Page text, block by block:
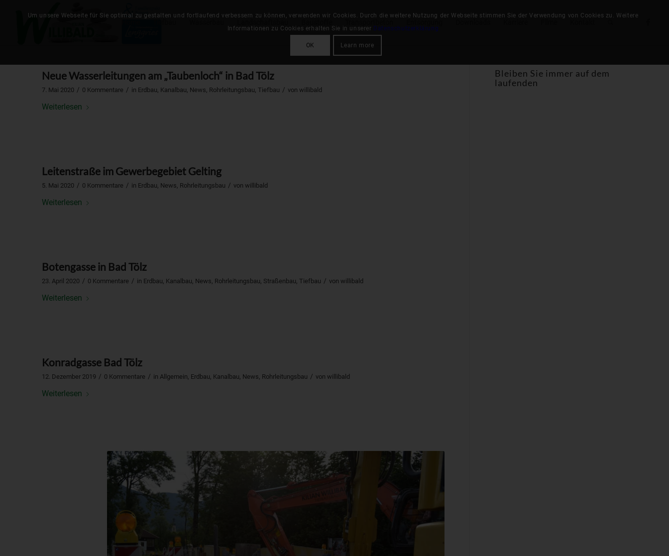
Neue Wasserleitungen am „Taubenloch“ in Bad Tölz
7. Mai 2020 / 0 Kommentare / in Erdbau, Kanalbau, News, Rohrleitungsbau, Tiefbau / von willibald
Weiterlesen
Leitenstraße im Gewerbegebiet Gelting
5. Mai 2020 / 0 Kommentare / in Erdbau, News, Rohrleitungsbau / von willibald
Weiterlesen
Botengasse in Bad Tölz
23. April 2020 / 0 Kommentare / in Erdbau, Kanalbau, News, Rohrleitungsbau, Straßenbau, Tiefbau / von willibald
Weiterlesen
Konradgasse Bad Tölz
12. Dezember 2019 / 0 Kommentare / in Allgemein, Erdbau, Kanalbau, News, Rohrleitungsbau / von willibald
Weiterlesen
Bleiben Sie immer auf dem
laufenden
Um unsere Webseite für Sie optimal zu gestalten und fortlaufend verbessern zu können, verwenden wir Cookies. Durch die weitere Nutzung der Webseite stimmen Sie der Verwendung von Cookies zu. Weitere
Informationen zu Cookies erhalten Sie in unserer Datenschutzerklärung
OK Learn more